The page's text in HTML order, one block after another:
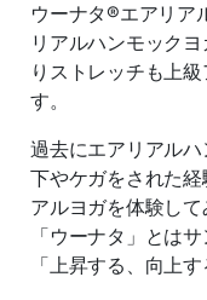
ウーナタ®エアリア
リアルハンモック
りストレッチも上
す。
過去にエアリアル
下やケガをされた
アルヨガを体験して
「ウーナタ」とは
「上昇する、向上